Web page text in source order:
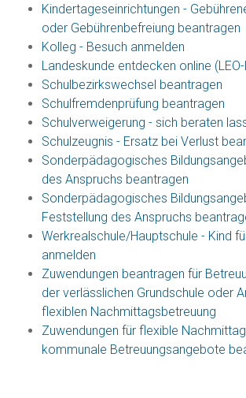
Kindertageseinrichtungen -
oder Gebührenbefreiung beantragen
Kolleg - Besuch anmelden
Landeskunde entdecken online (LEO-
Schulbezirkswechsel beantragen
Schulfremdenprüfung beantragen
Schulverweigerung - sich beraten
Schulzeugnis - Ersatz bei Verlust
Sonderpädagogisches
des Anspruchs beantragen
Sonderpädagogisches
Feststellung des Anspruchs
Werkrealschule/Hauptschule - Kind
anmelden
Zuwendungen beantragen für
der verlässlichen Grundschule oder
flexiblen Nachmittagsbetreuung
Zuwendungen für flexible
kommunale Betreuungsangebote